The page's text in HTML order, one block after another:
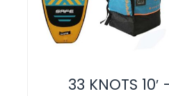
33 KNOTS